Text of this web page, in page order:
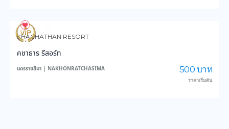
70
KHACHATHAN RESORT
คชาธาร รีสอร์ท
นครราชสีมา | NAKHONRATCHASIMA 500 บาท
ราคาเริ่มต้น